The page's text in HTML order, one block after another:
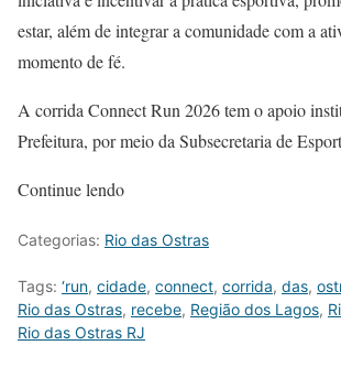
estar, além de integrar a comunidade com a
momento de fé.
A corrida Connect Run 2026 tem o apoio
Prefeitura, por meio da Subsecretaria de
Continue lendo
Categorias: Rio das Ostras
Tags: ‘run, cidade, connect, corrida, das,
Rio das Ostras, recebe, Região dos Lagos,
Rio das Ostras RJ